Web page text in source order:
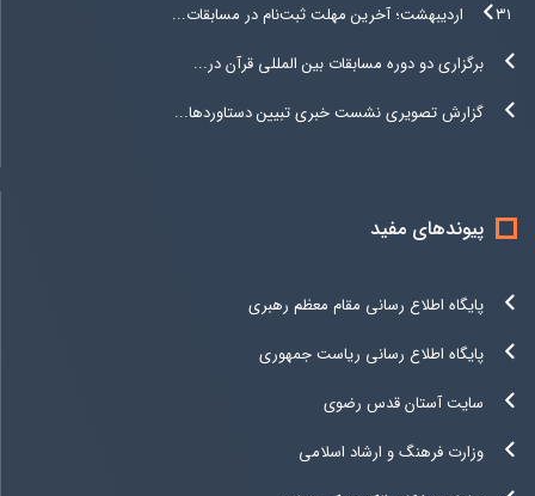
۳۱ اردیبهشت؛ آخرین مهلت ثبت‌نام در مسابقات...
برگزاری دو دوره مسابقات بین المللی قرآن در...
گزارش تصویری نشست خبری تبیین دستاوردها...
پیوندهای مفید
پایگاه اطلاع رسانی مقام معظم رهبری
پایگاه اطلاع رسانی ریاست جمهوری
سایت آستان قدس رضوی
وزارت فرهنگ و ارشاد اسلامی